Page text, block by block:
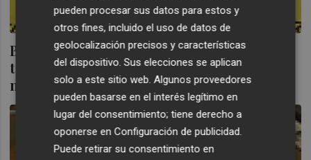
Bankia Fondos, la única gestora del 'top
ten' que ganó partícipes y patrimonio en
marzo
pueden procesar sus datos para estos y
otros fines, incluido el uso de datos de
geolocalización precisos y características
del dispositivo. Sus elecciones se aplican
solo a este sitio web. Algunos proveedores
pueden basarse en el interés legítimo en
lugar del consentimiento; tiene derecho a
oponerse enConfiguración de publicidad.
Puede retirar su consentimiento en